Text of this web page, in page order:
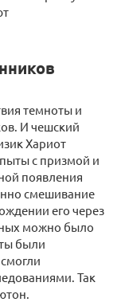
темноты и
И чешский
Хариот
с призмой и
появления
смешивание
его через
можно было
были
Так